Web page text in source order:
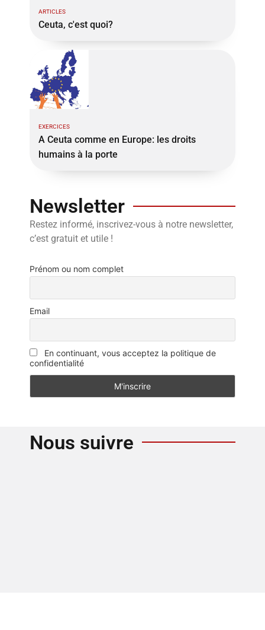
ARTICLES
Ceuta, c'est quoi?
EXERCICES
A Ceuta comme en Europe: les droits
humains à la porte
Newsletter
Restez informé, inscrivez-vous à notre newsletter,
c’est gratuit et utile !
Prénom ou nom complet
Email
En continuant, vous acceptez la politique de
confidentialité
Nous suivre